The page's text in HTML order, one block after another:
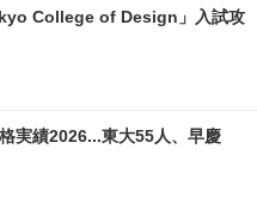
College of Design」入試攻
実績2026...東大55人、早慶